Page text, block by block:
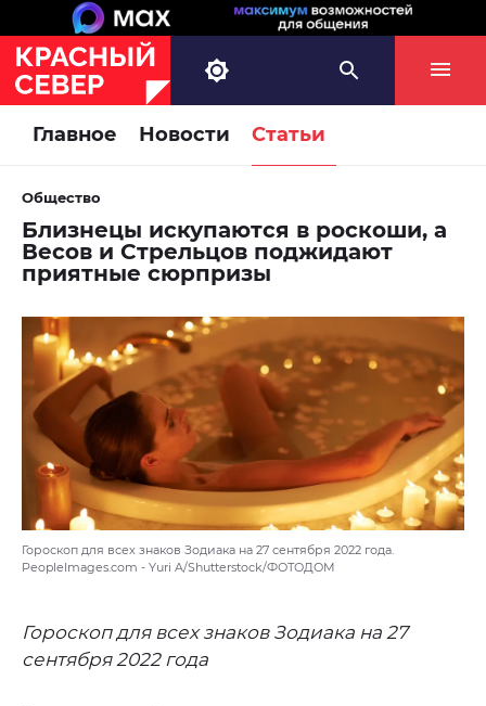
Главное Новости Статьи
Общество
Близнецы искупаются в роскоши, а
Весов и Стрельцов поджидают
приятные сюрпризы
Гороскоп для всех знаков Зодиака на 27 сентября 2022 года.
PeopleImages.com - Yuri A/Shutterstock/ФОТОДОМ
Гороскоп для всех знаков Зодиака на 27
сентября 2022 года